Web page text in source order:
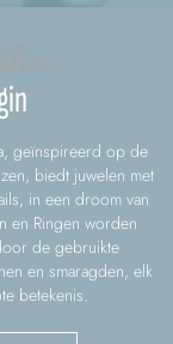
geïnspireerd op de
biedt juwelen met
in een droom van
en Ringen worden
de gebruikte
en smaragden, elk
betekenis.